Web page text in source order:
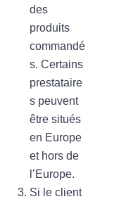
des
produits
commandé
s. Certains
prestataire
s peuvent
être situés
en Europe
et hors de
l’Europe.
Si le client